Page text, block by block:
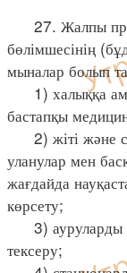
27. Жалпы
бөлімшесінің
мыналар болып
1) халыққа
бастапқы
2) жіті және
уланулар мен
жағдайда
көрсету;
3) ауруларды
тексеру;